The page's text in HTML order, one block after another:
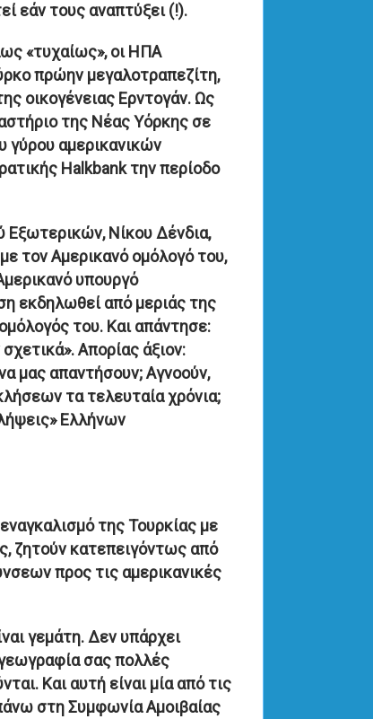
εάν τους αναπτύξει (!).
«τυχαίως», οι ΗΠΑ
πρώην μεγαλοτραπεζίτη,
οικογένειας Ερντογάν. Ως
της Νέας Υόρκης σε
γύρου αμερικανικών
Halkbank την περίοδο
Νίκου Δένδια,
τον Αμερικανό ομόλογό του,
υπουργό
εκδηλωθεί από μεριάς της
του. Και απάντησε:
Απορίας άξιον:
μας απαντήσουν; Αγνοούν,
τα τελευταία χρόνια;
Ελλήνων
της Τουρκίας με
ζητούν κατεπειγόντως από
προς τις αμερικανικές
γεμάτη. Δεν υπάρχει
σας πολλές
Και αυτή είναι μία από τις
στη Συμφωνία Αμοιβαίας